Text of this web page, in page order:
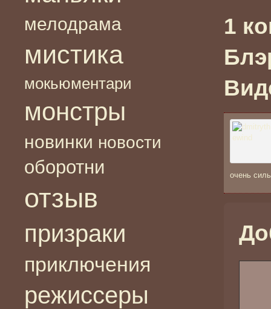
мелодрама
мистика
мокьюментари
монстры
новинки новости
оборотни
отзыв
призраки
приключения
режиссеры
1
очень